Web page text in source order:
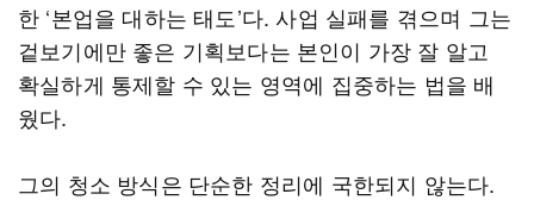
한 ‘본업을 대하는 태도’다. 사업 실패를 겪으며 그는
겉보기에만 좋은 기획보다는 본인이 가장 잘 알고
확실하게 통제할 수 있는 영역에 집중하는 법을 배
웠다.
그의 청소 방식은 단순한 정리에 국한되지 않는다.